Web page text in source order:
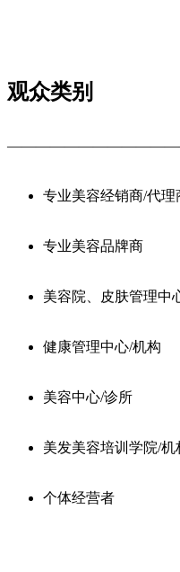
观众类别
专业美容经销商/代理
专业美容品牌商
美容院、皮肤管理中
健康管理中心/机构
美容中心/诊所
美发美容培训学院/机
个体经营者